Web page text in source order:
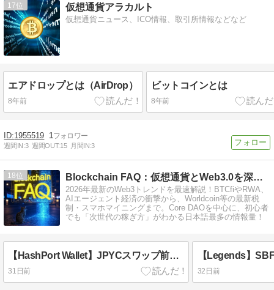
17 仮想通貨アラカルト
仮想通貨ニュース、ICO情報、取引所情報などなど
エアドロップとは（AirDrop）
8年前
ビットコインとは
8年前
1955519 1
週間IN:3 週間OUT:15 月間IN:3
18 Blockchain FAQ：仮想通貨とWeb3.0を深掘り
2026年最新のWeb3トレンドを最速解説！BTCfiやRWA、
AIエージェント経済の衝撃から、Worldcoin等の最新税
制・スマホマイニングまで。Core DAOを中心に、初心者
でも「次世代の稼ぎ方」がわかる日本語最多の情報量！
【HashPort Wallet】JPYCスワップ前に知るべき4つの隠れたリスクと税務の罠
31日前 32日前